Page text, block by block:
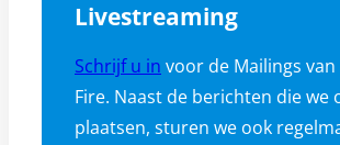
Livestreaming
Schrijf u in voor de Mailings
Fire. Naast de berichten die we
plaatsen, sturen we ook